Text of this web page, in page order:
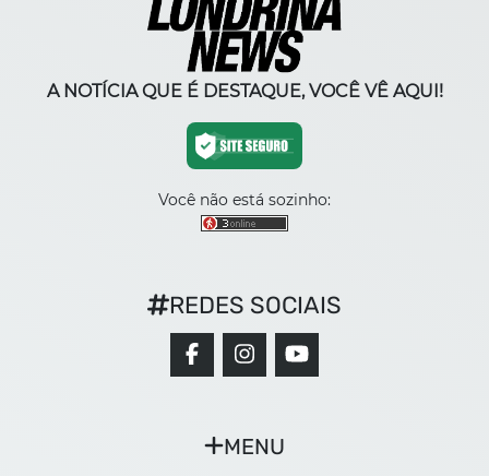
A NOTÍCIA QUE É DESTAQUE, VOCÊ VÊ AQUI!
Você não está sozinho:
MENU
REDES SOCIAIS